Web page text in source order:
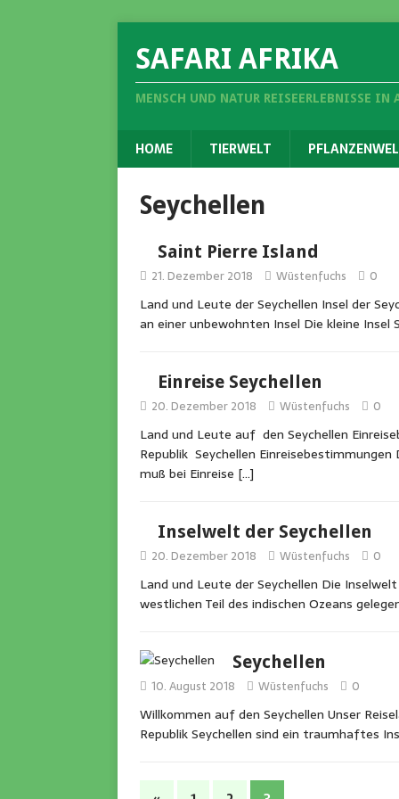
SAFARI AFRIKA
MENSCH UND NATUR REISEERLEBNISSE IN
HOME TIERWELT
Seychellen
Saint Pierre Island
21. Dezember 2018 Wüstenfuchs 0
Land und Leute der Seychellen Insel der
an einer unbewohnten Insel Die kleine
Einreise Seychellen
20. Dezember 2018 Wüstenfuchs 0
Land und Leute auf den Seychellen
Republik Seychellen
muß bei Einreise […]
Inselwelt der Seychellen
20. Dezember 2018 Wüstenfuchs 0
Land und Leute der Seychellen Die
westlichen Teil des indischen Ozeans
Seychellen
10. August 2018 Wüstenfuchs 0
Willkommen auf den Seychellen Unser
Republik Seychellen sind ein traumhaftes